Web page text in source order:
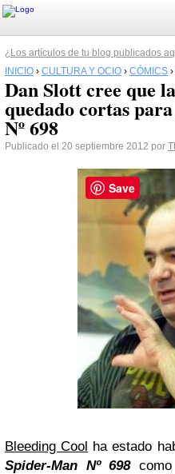
¿Los artículos de tu blog publicados
INICIO › CULTURA Y OCIO › CÓMICS ›
Dan Slott cree que
quedado cortas
Nº 698
Publicado el 20 septiembre 2012 por
Bleeding Cool ha estado
Spider-Man Nº 698como
Save